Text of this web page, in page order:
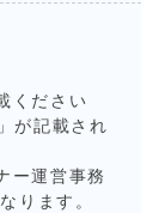
ください
が記載され
ー運営事務
ります。